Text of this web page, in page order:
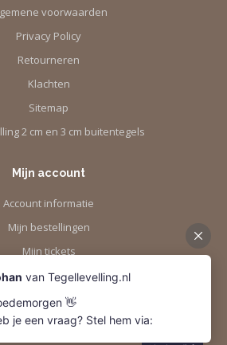
voorwaarden
Privacy Policy
Retourneren
Klachten
Sitemap
2 cm en 3 cm buitentegels
Mijn account
Account informatie
Mijn bestellingen
Mijn tickets
Mijn verlanglijst
Vergelijk
Alle producten